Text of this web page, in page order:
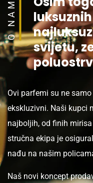
O NAMA
svijetu,
Ovi parfemi su ne
ekskluzivni. Naši kupci
najboljih, od finih
stručna ekipa je
nađu na našim
Naš novi koncept